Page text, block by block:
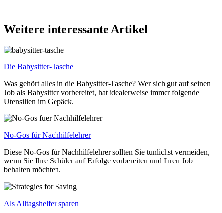
Weitere interessante Artikel
Die Babysitter-Tasche
Was gehört alles in die Babysitter-Tasche? Wer sich gut auf seinen
Job als Babysitter vorbereitet, hat idealerweise immer folgende
Utensilien im Gepäck.
No-Gos für Nachhilfelehrer
Diese No-Gos für Nachhilfelehrer sollten Sie tunlichst vermeiden,
wenn Sie Ihre Schüler auf Erfolge vorbereiten und Ihren Job
behalten möchten.
Als Alltagshelfer sparen